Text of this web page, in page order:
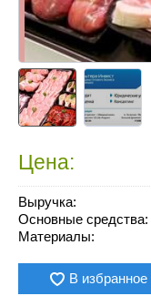
Цена:
Выручка:
Основные средства:
Материалы:
В избранное